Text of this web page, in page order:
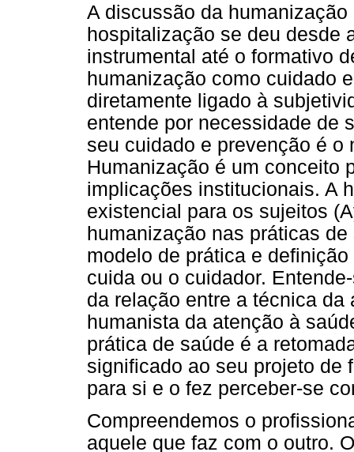
A discussão da
hospitalização se deu desde
instrumental até o formativo
humanização como cuidado
diretamente ligado à
entende por necessidade de
seu cuidado e prevenção é o
Humanização é um conceito
implicações institucionais. A
existencial para os sujeitos
humanização nas práticas
modelo de prática e
cuida ou o cuidador.
da relação entre a técnica
humanista da atenção à
prática de saúde é a
significado ao seu projeto de
para si e o fez perceber-se
Compreendemos o
aquele que faz com o outro.